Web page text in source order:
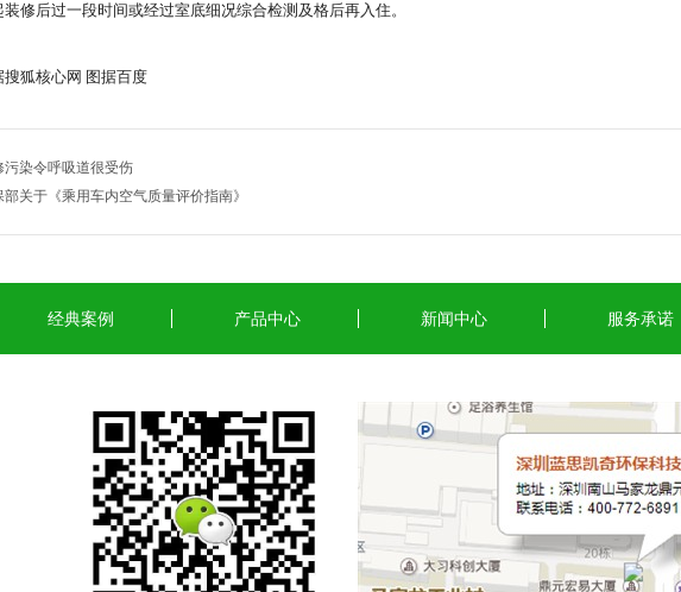
后过一段时间或经过室底细况综合检测及格后再入住。
狐核心网 图据百度
污染令呼吸道很受伤
部关于《乘用车内空气质量评价指南》
经典案例 产品中心 新闻中心 服务承诺